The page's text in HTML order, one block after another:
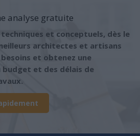
analyse gratuite
et conceptuels, dès le
architectes et artisans
et obtenez une
et des délais de